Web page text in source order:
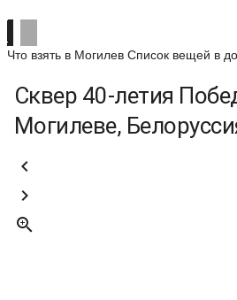
Что взять в Могилев Список вещей в
Сквер 40-летия
Могилеве,


